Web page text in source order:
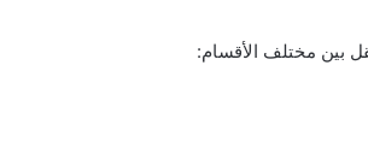
بين مختلف الأقسام: